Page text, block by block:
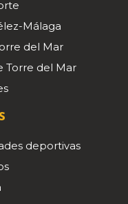
Málaga
del Mar
Torre del Mar
deportivas